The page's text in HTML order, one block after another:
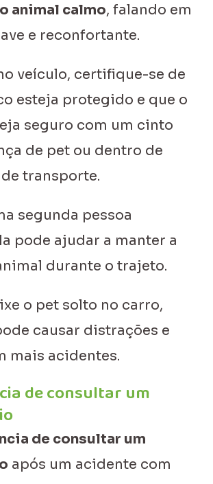
animal calmo, falando em
e reconfortante.
veículo, certifique-se de
esteja protegido e que o
seguro com um cinto
de pet ou dentro de
transporte.
segunda pessoa
pode ajudar a manter a
durante o trajeto.
o pet solto no carro,
causar distrações e
mais acidentes.
de consultar um
de consultar um
após um acidente com